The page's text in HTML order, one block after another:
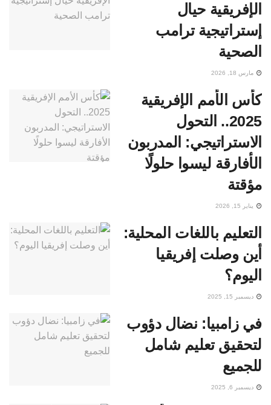
الإفريقية حيال
إستراتيجية ترامب
الصحية
مارس 18, 2026
كأس الأمم الإفريقية
2025.. التحول
الاستراتيجي: المدربون
الأفارقة ليسوا حلولًا
مؤقتة
يناير 15, 2026
التعليم باللغات المحلية:
أين وصلت إفريقيا
اليوم؟
ديسمبر 15, 2025
في زامبيا: نضال دؤوب
لتحقيق تعليم شامل
للجميع
ديسمبر 6, 2025